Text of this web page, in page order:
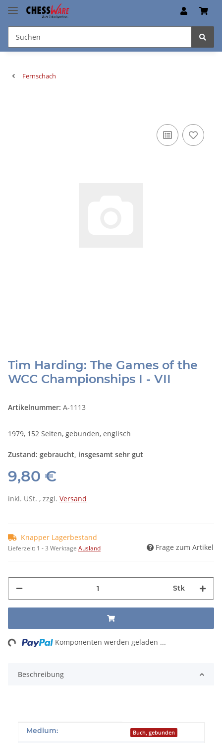
Fernschach
Tim Harding: The Games of the
WCC Championships I - VII
Artikelnummer: A-1113
1979, 152 Seiten, gebunden, englisch
Zustand: gebraucht, insgesamt sehr gut
9,80 €
inkl. USt. , zzgl. Versand
Knapper Lagerbestand
Lieferzeit: 1 - 3 Werktage Ausland Frage zum Artikel
Stk
Komponenten werden geladen ...
Beschreibung
Produkteigenschaft
Wert
Medium: Buch, gebunden